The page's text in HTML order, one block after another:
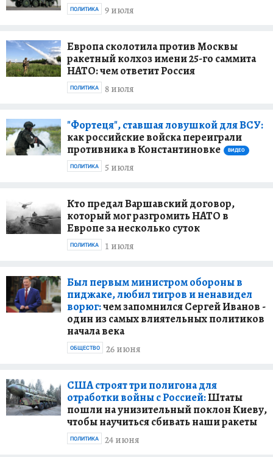
9 июля
ПОЛИТИКА
Европа сколотила против Москвы
ракетный колхоз имени 25-го саммита
НАТО: чем ответит Россия
8 июля
ПОЛИТИКА
"Фортеця", ставшая ловушкой для ВСУ:
как российские войска переиграли
противника в Константиновке
ВИДЕО
5 июля
ПОЛИТИКА
Кто предал Варшавский договор,
который мог разгромить НАТО в
Европе за несколько суток
1 июля
ПОЛИТИКА
Был первым министром обороны в
пиджаке, любил тигров и ненавидел
ворюг:чем запомнился Сергей Иванов -
один из самых влиятельных политиков
начала века
26 июня
ОБЩЕСТВО
США строят три полигона для
отработки войны с Россией:Штаты
пошли на унизительный поклон Киеву,
чтобы научиться сбивать наши ракеты
24 июня
ПОЛИТИКА